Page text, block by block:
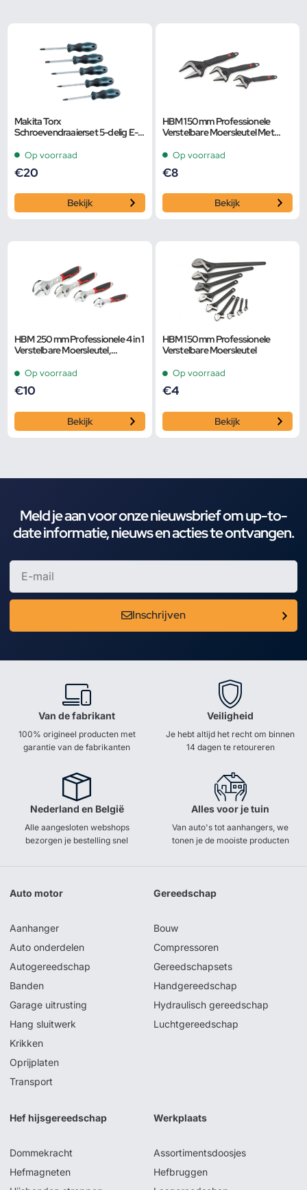
Makita Torx
Schroevendraaierset 5-delig E-
Op voorraad
€20
Bekijk
HBM 150 mm Professionele
Verstelbare Moersleutel Met
Smalle Bek
Op voorraad
€8
Bekijk
HBM 250 mm Professionele 4 in 1
Verstelbare Moersleutel,
Op voorraad
€10
Bekijk
HBM 150 mm Professionele
Verstelbare Moersleutel
Op voorraad
€4
Bekijk
Meld je aan voor onze nieuwsbrief om up-to-
date informatie, nieuws en acties te ontvangen.
Inschrijven
Van de fabrikant
100% origineel producten met
garantie van de fabrikanten
Veiligheid
Je hebt altijd het recht om binnen
14 dagen te retoureren
Nederland en België
Alle aangesloten webshops
bezorgen je bestelling snel
Alles voor je tuin
Van auto's tot aanhangers, we
tonen je de mooiste producten
Auto motor
Aanhanger
Auto onderdelen
Autogereedschap
Banden
Garage uitrusting
Hang sluitwerk
Krikken
Oprijplaten
Transport
Gereedschap
Bouw
Compressoren
Gereedschapsets
Handgereedschap
Hydraulisch gereedschap
Luchtgereedschap
Hef hijsgereedschap
Dommekracht
Hefmagneten
Werkplaats
Assortimentsdoosjes
Hefbruggen